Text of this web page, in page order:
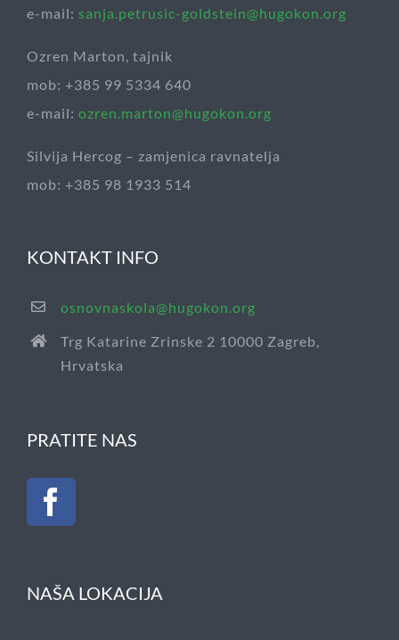
e-mail: sanja.petrusic-goldstein@hugokon.org
Ozren Marton, tajnik
mob: +385 99 5334 640
e-mail: ozren.marton@hugokon.org
Silvija Hercog – zamjenica ravnatelja
mob: +385 98 1933 514
KONTAKT INFO
osnovnaskola@hugokon.org
Trg Katarine Zrinske 2 10000 Zagreb,
Hrvatska
PRATITE NAS
NAŠA LOKACIJA